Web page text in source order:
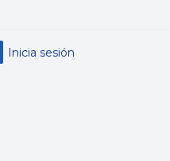
Inicia sesión